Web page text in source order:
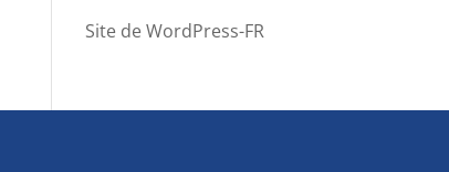
Site de WordPress-FR